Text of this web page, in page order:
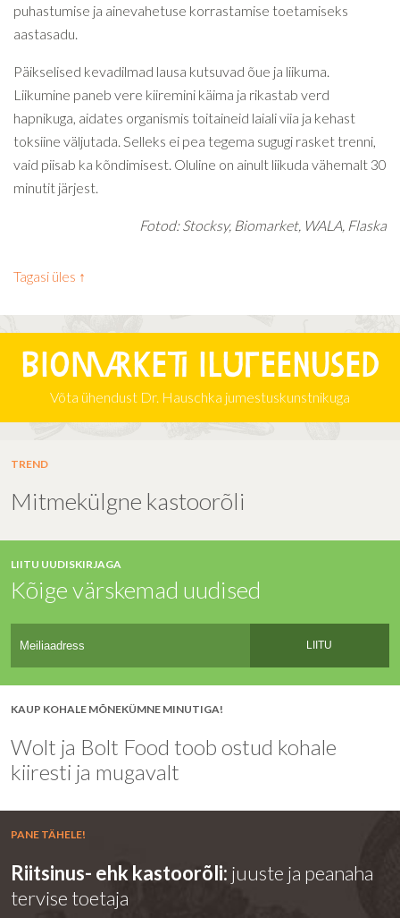
puhastumise ja ainevahetuse korrastamise toetamiseks
aastasadu.
Päikselised kevadilmad lausa kutsuvad õue ja liikuma.
Liikumine paneb vere kiiremini käima ja rikastab verd
hapnikuga, aidates organismis toitaineid laiali viia ja kehast
toksiine väljutada. Selleks ei pea tegema sugugi rasket trenni,
vaid piisab ka kõndimisest. Oluline on ainult liikuda vähemalt 30
minutit järjest.
Fotod: Stocksy, Biomarket, WALA, Flaska
Tagasi üles ↑
Biomarketi iluteenused
Võta ühendust Dr. Hauschka jumestuskunstnikuga
TREND
Mitmekülgne kastoorõli
LIITU UUDISKIRJAGA
Kõige värskemad uudised
LIITU
KAUP KOHALE MÕNEKÜMNE MINUTIGA!
Wolt ja Bolt Food toob ostud kohale
kiiresti ja mugavalt
PANE TÄHELE!
Riitsinus- ehk kastoorõli: juuste ja peanaha
tervise toetaja